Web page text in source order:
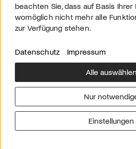
Über uns
Downloads
Werben
beachten Sie, dass auf Basis Ihrer
womöglich nicht mehr alle
zur Verfügung stehen.
Datenschutz Impressum
Alle auswählen
Nur
Einstellungen